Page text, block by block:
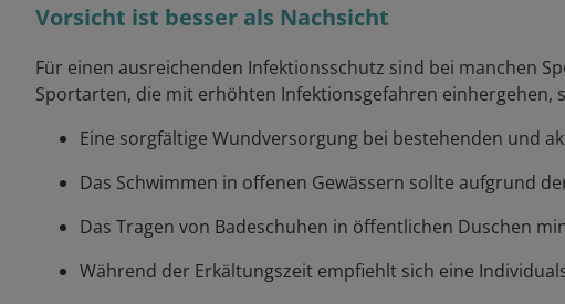
Vorsicht ist besser als Nachsicht
Für einen ausreichenden Infektionsschutz sind bei manchen
Sportarten, die mit erhöhten Infektionsgefahren einhergehen,
Eine sorgfältige Wundversorgung bei bestehenden und
Das Schwimmen in offenen Gewässern sollte aufgrund
Das Tragen von Badeschuhen in öffentlichen Duschen
Während der Erkältungszeit empfiehlt sich eine